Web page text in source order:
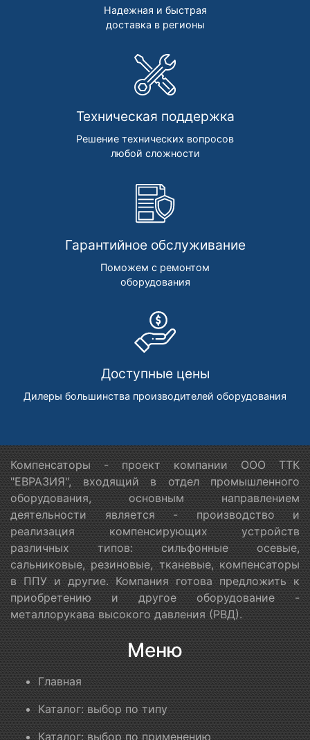
Надежная и быстрая
доставка в регионы
Техническая поддержка
Решение технических вопросов
любой сложности
Гарантийное обслуживание
Поможем с ремонтом
оборудования
Доступные цены
Дилеры большинства производителей оборудования
Компенсаторы - проект компании ООО ТТК
"ЕВРАЗИЯ", входящий в отдел промышленного
оборудования, основным направлением
деятельности является - производство и
реализация компенсирующих устройств
различных типов: сильфонные осевые,
сальниковые, резиновые, тканевые, компенсаторы
в ППУ и другие. Компания готова предложить к
приобретению и другое оборудование -
металлорукава высокого давления (РВД).
Меню
Главная
Каталог: выбор по типу
Каталог: выбор по применению